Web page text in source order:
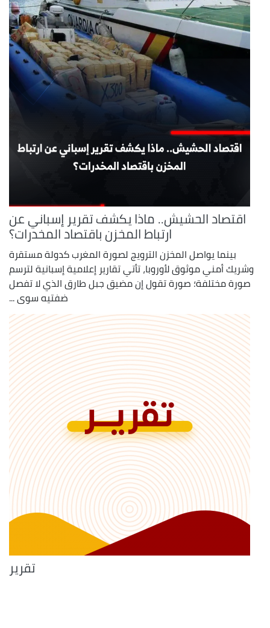
اقتصاد الحشيش.. ماذا يكشف تقرير إسباني عن
ارتباط المخزن باقتصاد المخدرات؟
بينما يواصل المخزن الترويج لصورة المغرب كدولة مستقرة
وشريك أمني موثوق لأوروبا، تأتي تقارير إعلامية إسبانية لترسم
صورة مختلفة؛ صورة تقول إن مضيق جبل طارق الذي لا تفصل
ضفتيه سوى ...
تقرير